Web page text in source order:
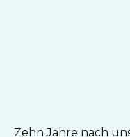
Zehn Jahre nach